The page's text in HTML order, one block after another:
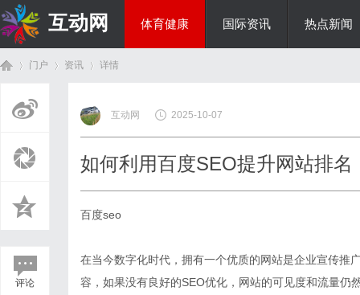
互动网 体育健康 国际资讯 热点新闻
门户 资讯
›
详情
评论
互动网 2025-10-07
如何利用百度SEO提升网站排名
百度seo
在当今数字化时代，拥有一个优质的网站是企业宣传推
容，如果没有良好的SEO优化，网站的可见度和流量仍